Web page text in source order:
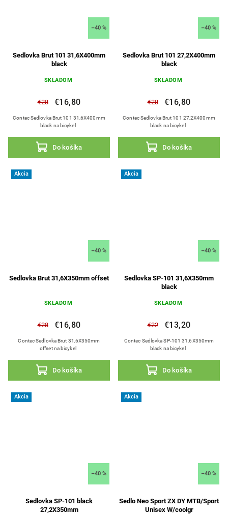
–40 %
Sedlovka Brut 101 31,6X400mm
black
SKLADOM
€28 €16,80
Do košíka
Contec Sedlovka Brut 101 31,6X400mm
black na bicykel
–40 %
Sedlovka Brut 101 27,2X400mm
black
SKLADOM
€28 €16,80
Do košíka
Contec Sedlovka Brut 101 27,2X400mm
black na bicykel
Akcia
–40 %
Sedlovka Brut 31,6X350mm offset
SKLADOM
€28 €16,80
Do košíka
Contec Sedlovka Brut 31,6X350mm
offset na bicykel
Akcia
–40 %
Sedlovka SP-101 31,6X350mm
black
SKLADOM
€22 €13,20
Do košíka
Contec Sedlovka SP-101 31,6X350mm
black na bicykel
Akcia
–40 %
Sedlovka SP-101 black
27,2X350mm
Akcia
–40 %
Sedlo Neo Sport ZX DY MTB/Sport
Unisex W/coolgr